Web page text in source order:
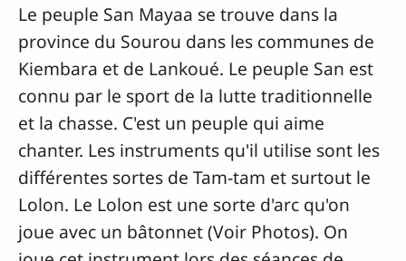
Le peuple San Mayaa se trouve dans la
province du Sourou dans les communes de
Kiembara et de Lankoué. Le peuple San est
connu par le sport de la lutte traditionnelle
et la chasse. C'est un peuple qui aime
chanter. Les instruments qu'il utilise sont les
différentes sortes de Tam-tam et surtout le
Lolon. Le Lolon est une sorte d'arc qu'on
joue avec un bâtonnet (Voir Photos). On